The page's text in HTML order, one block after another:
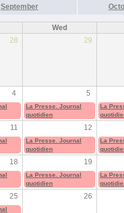
September
Wed
28 29
4 5
La Presse. Journal
quotidien
La
11 12
La Presse. Journal
quotidien
La
18 19
La Presse. Journal
quotidien
La
25 26